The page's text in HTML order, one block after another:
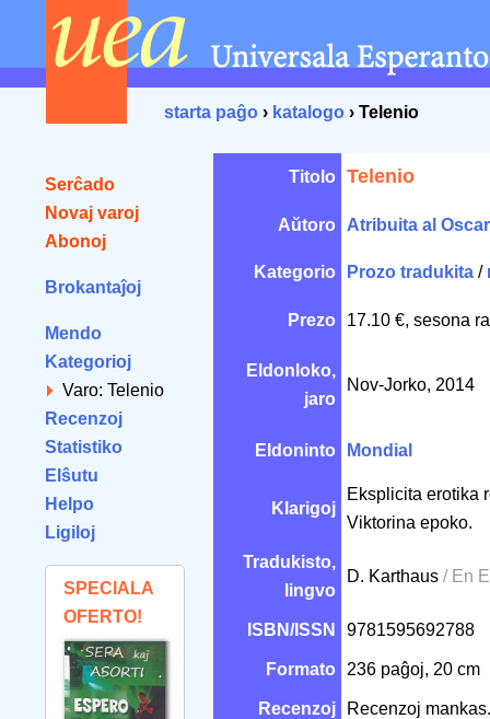
starta paĝo › katalogo › Telenio
Serĉado
Novaj varoj
Abonoj
Brokantaĵoj
Mendo
Kategorioj
Varo: Telenio
Recenzoj
Statistiko
Elŝutu
Helpo
Ligiloj
SPECIALA
OFERTO!
Titolo Telenio
Aŭtoro Atribuita al
Kategorio Prozo tradukita /
Prezo 17.10 €, sesona
Eldonloko,
jaro
Nov-Jorko, 2014
Eldoninto Mondial
Klarigoj
Eksplicita erotika
Viktorina epoko.
Tradukisto,
lingvo
D. Karthaus / En
ISBN/ISSN 9781595692788
Formato 236 paĝoj, 20 cm
Recenzoj Recenzoj mankas.